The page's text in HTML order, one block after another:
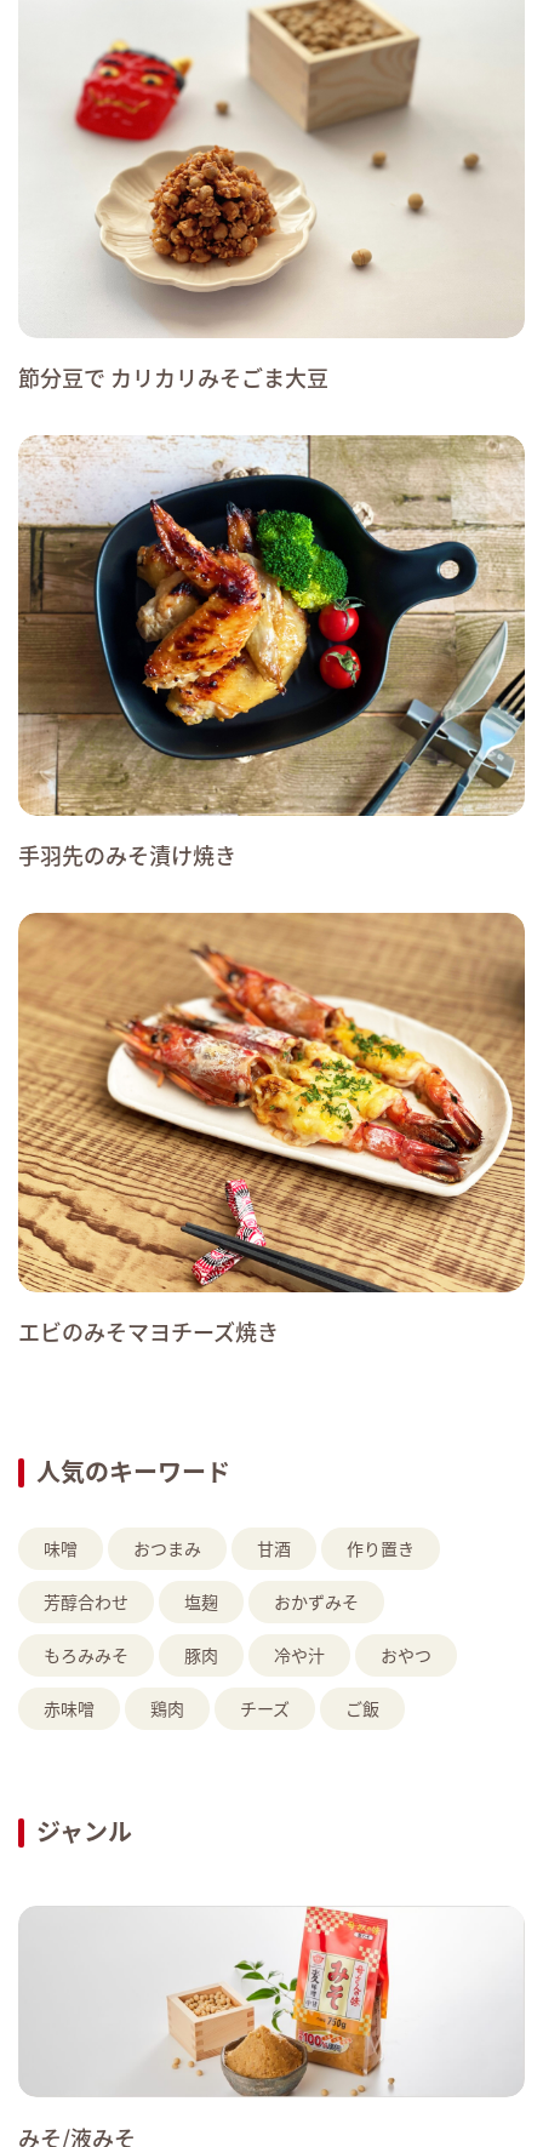
節分豆で カリカリみそごま大豆
手羽先のみそ漬け焼き
エビのみそマヨチーズ焼き
人気のキーワード
味噌 おつまみ 甘酒 作り置き
芳醇合わせ 塩麹 おかずみそ
もろみみそ 豚肉 冷や汁 おやつ
赤味噌 鶏肉 チーズ ご飯
ジャンル
みそ/液みそ